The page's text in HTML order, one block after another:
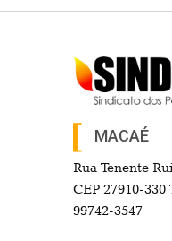
MACAÉ
Rua Tenente
CEP 27910-330
99742-3547